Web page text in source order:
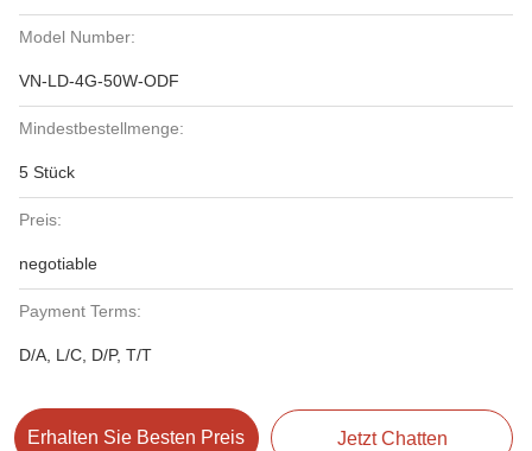
Model Number:
VN-LD-4G-50W-ODF
Mindestbestellmenge:
5 Stück
Preis:
negotiable
Payment Terms:
D/A, L/C, D/P, T/T
Erhalten Sie Besten Preis Jetzt Chatten